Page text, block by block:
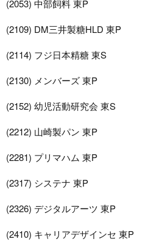
(2053) 中部飼料 東P
(2109) DM三井製糖HLD 東P
(2114) フジ日本精糖 東S
(2130) メンバーズ 東P
(2152) 幼児活動研究会 東S
(2212) 山崎製パン 東P
(2281) プリマハム 東P
(2317) システナ 東P
(2326) デジタルアーツ 東P
(2410) キャリアデザインセ 東P